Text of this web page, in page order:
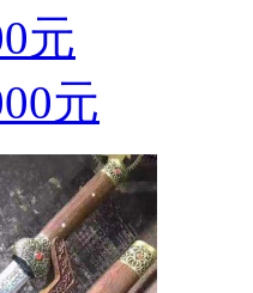
元
元